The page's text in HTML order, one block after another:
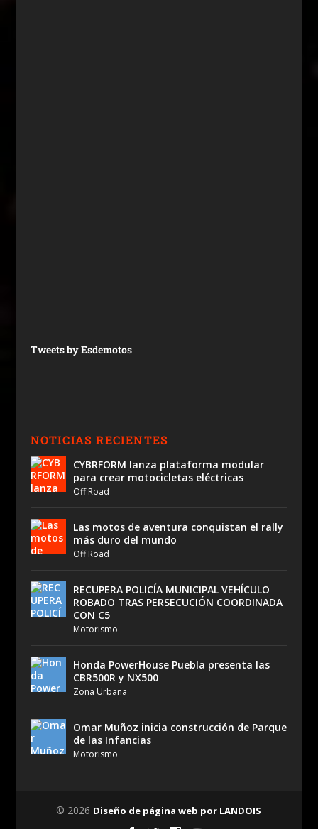
Tweets by Esdemotos
NOTICIAS RECIENTES
CYBRFORM lanza plataforma modular
para crear motocicletas eléctricas
Off Road
Las motos de aventura conquistan el rally
más duro del mundo
Off Road
RECUPERA POLICÍA MUNICIPAL VEHÍCULO
ROBADO TRAS PERSECUCIÓN COORDINADA
CON C5
Motorismo
Honda PowerHouse Puebla presenta las
CBR500R y NX500
Zona Urbana
Omar Muñoz inicia construcción de Parque
de las Infancias
Motorismo
© 2026 Diseño de página web por LANDOIS